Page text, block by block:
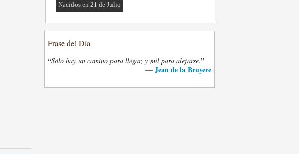
Nacidos en 21 de Julio
Frase del Día
“Sólo hay un camino para llegar, y mil para alejarse.”
— Jean de la Bruyere